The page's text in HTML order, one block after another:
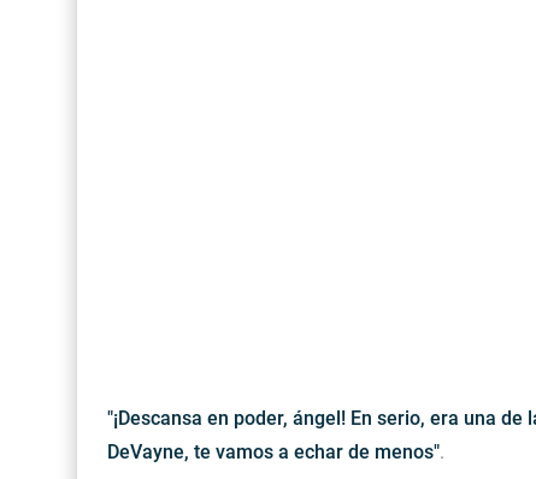
"¡Descansa en poder, ángel! En serio, era una
DeVayne, te vamos a echar de menos".